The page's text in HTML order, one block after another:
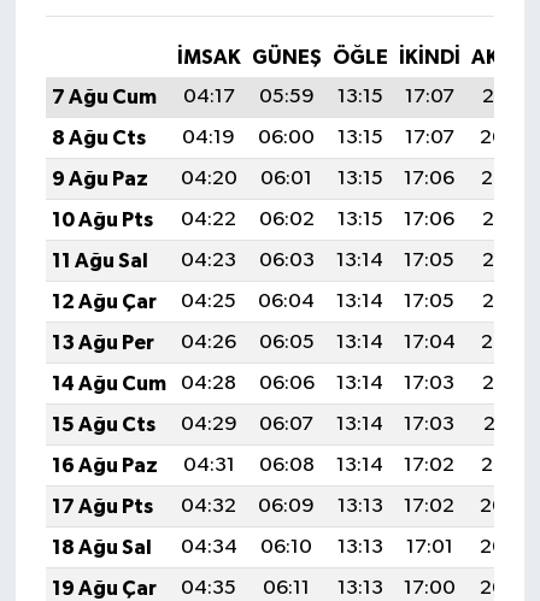
İMSAK GÜNEŞ ÖĞLE İKINDI
7 Ağu Cum
04:17 05:59 13:15 17:07
20:21
8 Ağu Cts
04:19 06:00 13:15 17:07
20:20
9 Ağu Paz
04:20 06:01 13:15 17:06
20:19
10 Ağu Pts
04:22 06:02 13:15 17:06
20:18
11 Ağu Sal
04:23 06:03 13:14 17:05
20:16
12 Ağu Çar
04:25 06:04 13:14 17:05
20:15
13 Ağu Per
04:26 06:05 13:14 17:04
20:14
14 Ağu Cum
04:28 06:06 13:14 17:03
20:12
15 Ağu Cts
04:29 06:07 13:14 17:03
20:11
16 Ağu Paz
04:31 06:08 13:14 17:02
20:10
17 Ağu Pts
04:32 06:09 13:13 17:02
20:08
18 Ağu Sal
04:34 06:10 13:13 17:01
20:07
19 Ağu Çar
04:35 06:11 13:13 17:00
20:05